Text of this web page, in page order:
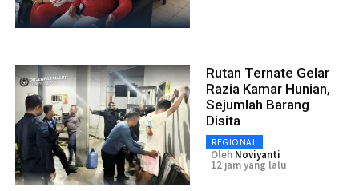
Rutan Ternate Gelar
Razia Kamar Hunian,
Sejumlah Barang
Disita
REGIONAL
Oleh Noviyanti
12 jam yang lalu